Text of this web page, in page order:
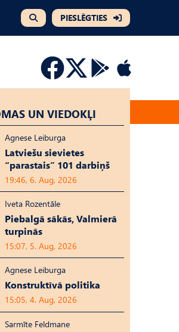
PIESLĒGTIES
UN VIEDOKĻI
Agnese Leiburga
Latviešu sievietes
“parastais” 101 darbiņš
19:46, 6. Aug, 2026
Iveta Rozentāle
Piebalgā sākās, Valmierā
turpinās
15:07, 5. Aug, 2026
Agnese Leiburga
Konstruktīvā politika
15:05, 4. Aug, 2026
Sarmīte Feldmane